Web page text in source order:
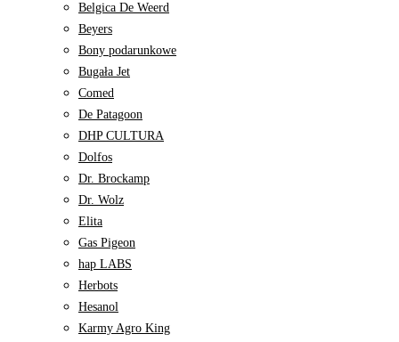
Belgica De Weerd
Beyers
Bony podarunkowe
Bugała Jet
Comed
De Patagoon
DHP CULTURA
Dolfos
Dr. Brockamp
Dr. Wolz
Elita
Gas Pigeon
hap LABS
Herbots
Hesanol
Karmy Agro King